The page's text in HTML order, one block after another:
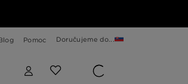
Pomoc Doručujeme do...